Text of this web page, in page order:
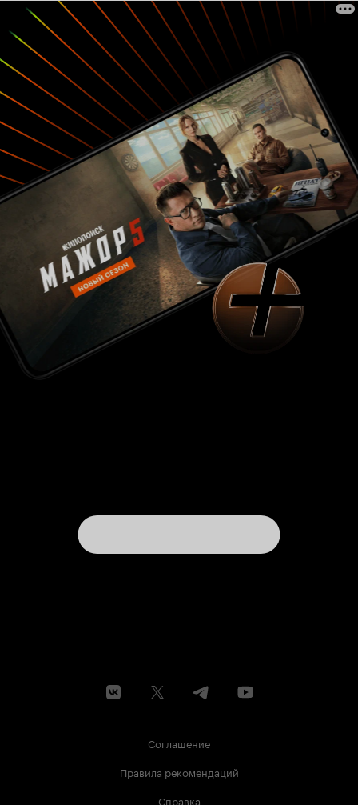
мини-историй, потому что они, к сожалению,
собрали в себе известные всему миру общие
концепции случайностей и совпадений. В
фильме нет никакой оригинальности,
загадочности и даже какого-нибудь посыла, о
котором бы донесли зрителю. Мы увидим всего
лишь несвязанные между собой истории и
после даже никаких для себя выводов не
сделаем. Конечно, авторы могут заявить, что
этим фильмом они хотели показать о
непредсказуемой, великой, неожиданной и
спонтанной силе любви, которая приходит,
когда ее совсем не ждешь. Если это так, то
извините, но это все ужасно банально, просто
и совершенно не интересно. Что касается
плюсов данной картины, то они в первую
очередь связаны с завязкой болгарской
тематики. Авторы абсолютно правильно и
грамотно перенесли и разделили истории
между двумя странами, между двумя
народами. Это действительно привлекает,
увлекает и погружает в новый мир ярких
приключений. Далее мне были симпатичны
актеры и сами персонажи. Удачный кастинг
сделал свое дело, потому что я сопереживал и
волновался за героев. Все очень хорошо
музыка. Изумительная мелодия, которую играл
бродячий музыкант, что мелькал во всех
историях. Его музыка, это единственное, что
связывало все истории, и она была прекрасна.
Соглашение
Правила рекомендаций
Справка